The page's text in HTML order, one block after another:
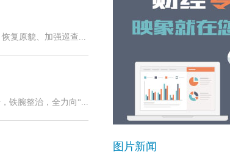
复原貌、加强巡查...
铁腕整治，全力向“...
图片新闻